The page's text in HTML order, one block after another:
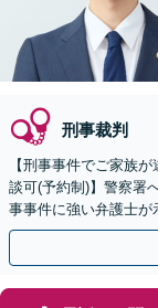
刑事裁判
【刑事事件でご家族
談可(予約制)】警察署
事事件に強い弁護士が
トします。【加害者側